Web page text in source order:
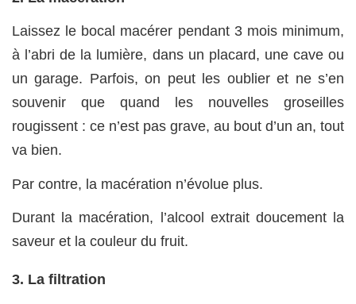
Laissez le bocal macérer pendant 3 mois minimum,
à l’abri de la lumière, dans un placard, une cave ou
un garage. Parfois, on peut les oublier et ne s’en
souvenir que quand les nouvelles groseilles
rougissent : ce n’est pas grave, au bout d’un an, tout
va bien.
Par contre, la macération n’évolue plus.
Durant la macération, l’alcool extrait doucement la
saveur et la couleur du fruit.
3. La filtration